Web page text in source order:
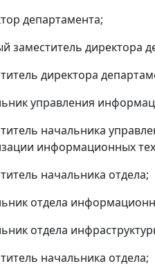
департамента;
заместитель директора
директора
управления
начальника
информационных
начальника отдела;
отдела
отдела
начальника отдела;